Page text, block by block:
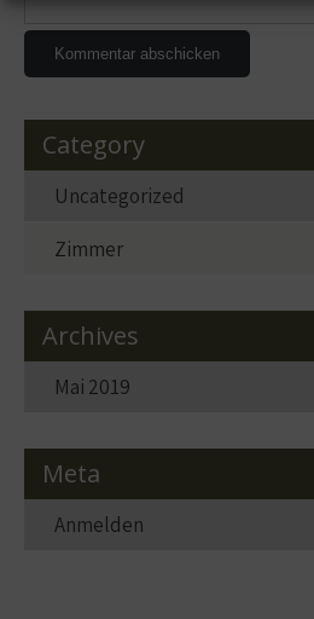
Category
Uncategorized
Zimmer
Archives
Mai 2019
Meta
Anmelden